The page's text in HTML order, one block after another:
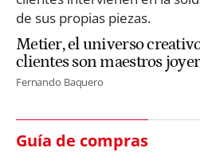
Metier, el universo
clientes son maestros
Fernando Baquero
Guía de compras